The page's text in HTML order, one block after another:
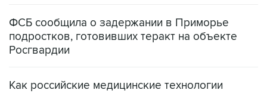
ФСБ сообщила о задержании в Приморье
подростков, готовивших теракт на объекте
Росгвардии
Как российские медицинские технологии